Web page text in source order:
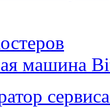
машина